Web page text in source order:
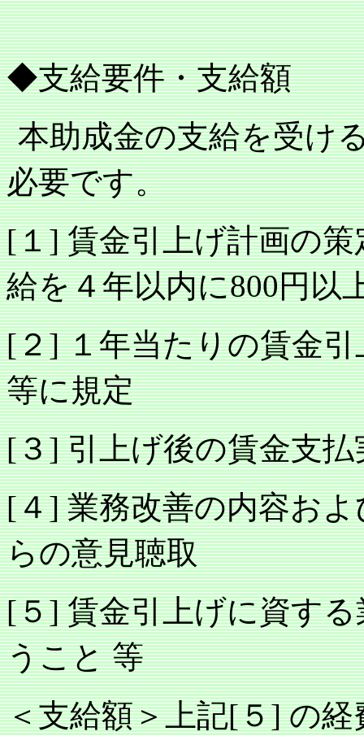
◆支給要件・支給額
本助成金の支給を受け
必要です。
[１]賃金引上げ計画の
給を４年以内に800円以
[２]１年当たりの賃金
等に規定
[３]引上げ後の賃金支払
[４]業務改善の内容お
らの意見聴取
[５]賃金引上げに資す
うこと等
＜支給額＞上記[５]の経